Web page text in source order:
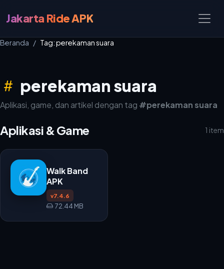
Jakarta Ride APK
Beranda Tag: perekaman suara
perekaman suara
Aplikasi, game, dan artikel dengan tag #perekaman suara
Aplikasi & Game 1 item
Walk Band
APK
v7.4.6
72.44 MB